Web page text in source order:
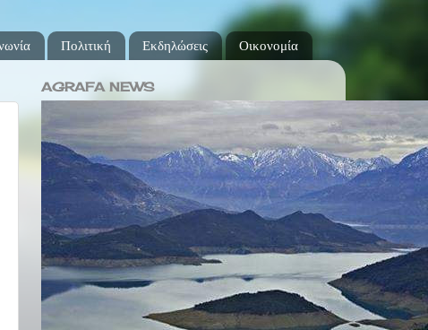
Πολιτική Εκδηλώσεις Οικονομία
AGRAFA NEWS